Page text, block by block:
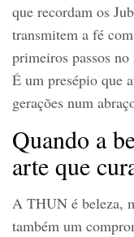
que recordam os
transmitem a fé
primeiros passos
É um presépio que
gerações num
Quando a
arte que
A THUN é beleza,
também um